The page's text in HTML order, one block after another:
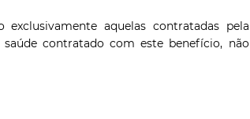
exclusivamente aquelas contratadas pela
contratado com este benefício, não